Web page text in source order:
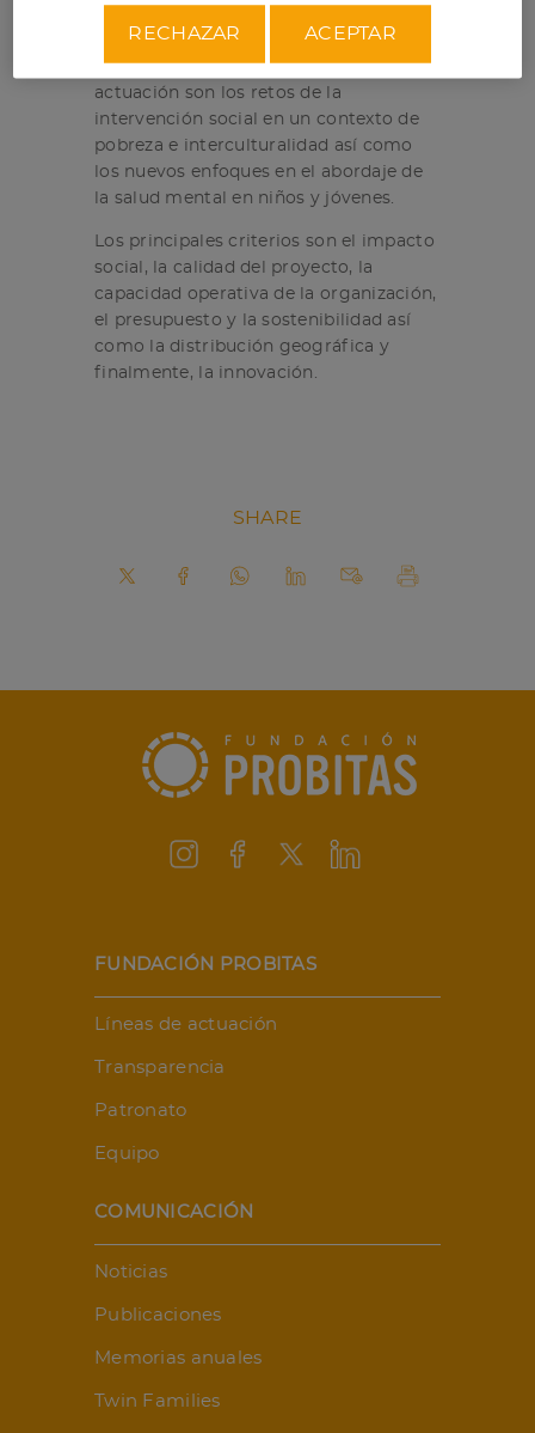
Por tanto, la presente convocatoria se
ha dirigido a proyectos cuyas líneas de
actuación son los retos de la
intervención social en un contexto de
pobreza e interculturalidad así como
los nuevos enfoques en el abordaje de
la salud mental en niños y jóvenes.
Los principales criterios son el impacto
social, la calidad del proyecto, la
capacidad operativa de la organización,
el presupuesto y la sostenibilidad así
como la distribución geográfica y
finalmente, la innovación.
SHARE
FUNDACIÓN PROBITAS
Líneas de actuación
Transparencia
Patronato
Equipo
COMUNICACIÓN
Noticias
Publicaciones
Memorias anuales
Twin Families
RECHAZAR ACEPTAR